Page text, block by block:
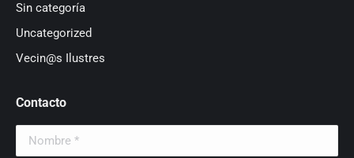
Sin categoría
Uncategorized
Vecin@s Ilustres
Contacto
Nombre *